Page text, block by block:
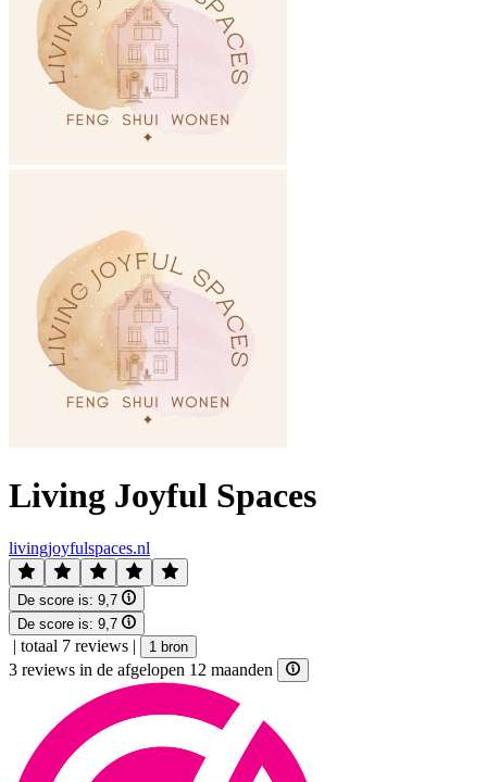
Living Joyful Spaces
livingjoyfulspaces.nl
De score is: 9,7
De score is: 9,7
| totaal 7 reviews | 1 bron
3 reviews in de afgelopen 12 maanden